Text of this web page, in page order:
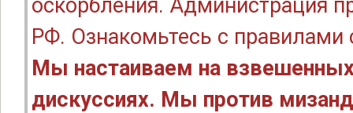
оскорбления. Администрация
РФ. Ознакомьтесь с правилами
Мы настаиваем на
дискуссиях. Мы против